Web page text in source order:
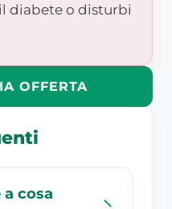
diabete o disturbi
OFFERTA
a cosa